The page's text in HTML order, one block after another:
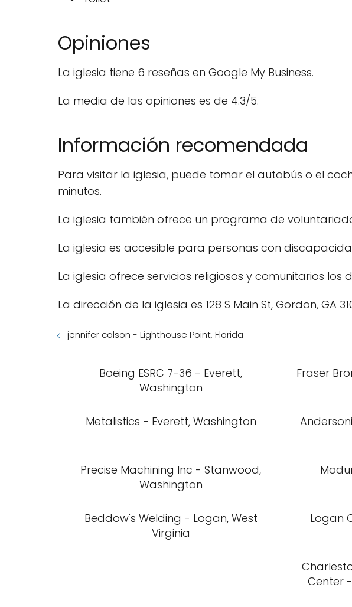
Opiniones
La iglesia tiene 6 reseñas en Google My Business.
La media de las opiniones es de 4.3/5.
Información recomendada
Para visitar la iglesia, puede tomar el autobús o el
minutos.
La iglesia también ofrece un programa de
La iglesia es accesible para personas con
La iglesia ofrece servicios religiosos y comunitarios los
La dirección de la iglesia es 128 S Main St, Gordon, GA
jennifer colson - Lighthouse Point, Florida
Boeing ESRC 7-36 - Everett,
Washington
Fraser
Metalistics - Everett, Washington
Precise Machining Inc - Stanwood,
Washington
Beddow's Welding - Logan, West
Virginia
Logan
Center